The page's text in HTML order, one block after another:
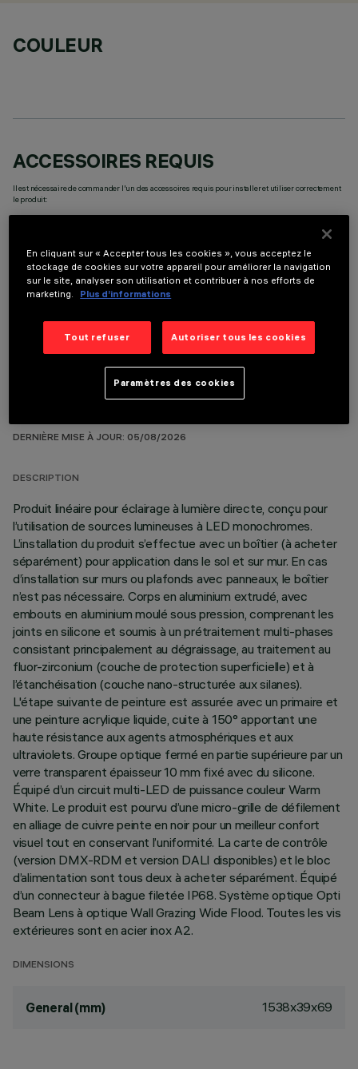
COULEUR
ACCESSOIRES REQUIS
Il est nécessaire de commander l'un des accessoires requis pour installer et utiliser correctement
le produit:
COMPOSANTS OPTIONNELS
DERNIÈRE MISE À JOUR: 05/08/2026
DESCRIPTION
Produit linéaire pour éclairage à lumière directe, conçu pour
l’utilisation de sources lumineuses à LED monochromes.
L’installation du produit s’effectue avec un boîtier (à acheter
séparément) pour application dans le sol et sur mur. En cas
d’installation sur murs ou plafonds avec panneaux, le boîtier
n’est pas nécessaire. Corps en aluminium extrudé, avec
embouts en aluminium moulé sous pression, comprenant les
joints en silicone et soumis à un prétraitement multi-phases
consistant principalement au dégraissage, au traitement au
fluor-zirconium (couche de protection superficielle) et à
l’étanchéisation (couche nano-structurée aux silanes).
L'étape suivante de peinture est assurée avec un primaire et
une peinture acrylique liquide, cuite à 150° apportant une
haute résistance aux agents atmosphériques et aux
ultraviolets. Groupe optique fermé en partie supérieure par un
verre transparent épaisseur 10 mm fixé avec du silicone.
Équipé d’un circuit multi-LED de puissance couleur Warm
White. Le produit est pourvu d’une micro-grille de défilement
en alliage de cuivre peinte en noir pour un meilleur confort
visuel tout en conservant l’uniformité. La carte de contrôle
(version DMX-RDM et version DALI disponibles) et le bloc
d’alimentation sont tous deux à acheter séparément. Équipé
d’un connecteur à bague filetée IP68. Système optique Opti
Beam Lens à optique Wall Grazing Wide Flood. Toutes les vis
extérieures sont en acier inox A2.
DIMENSIONS
General (mm) 1538x39x69
En cliquant sur « Accepter tous les cookies », vous acceptez le
stockage de cookies sur votre appareil pour améliorer la navigation
sur le site, analyser son utilisation et contribuer à nos efforts de
marketing. Plus d’informations
Tout refuser Autoriser tous les cookies
Paramètres des cookies